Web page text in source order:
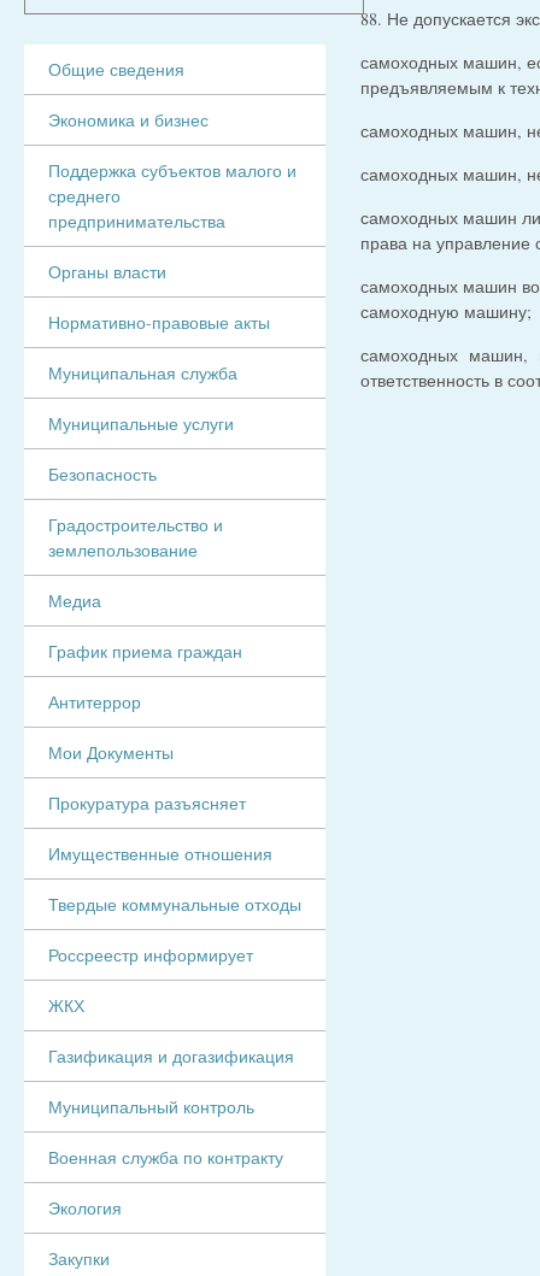
88. Не допускается
самоходных машин,
предъявляемым к
самоходных машин,
самоходных машин,
самоходных машин
права на
самоходных машин
самоходную машину;
самоходных машин,
ответственность в
Общие сведения
Экономика и бизнес
Поддержка субъектов малого и
среднего
предпринимательства
Органы власти
Нормативно-правовые акты
Муниципальная служба
Муниципальные услуги
Безопасность
Градостроительство и
землепользование
Медиа
График приема граждан
Антитеррор
Мои Документы
Прокуратура разъясняет
Имущественные отношения
Твердые коммунальные отходы
Россреестр информирует
ЖКХ
Газификация и догазификация
Муниципальный контроль
Военная служба по контракту
Экология
Закупки